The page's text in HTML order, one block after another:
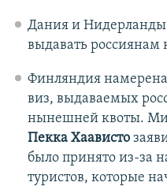
Дания и
выдавать россиянам
Финляндия
виз, выдаваемых
нынешней квоты.
Пекка Хаависто
было принято из-за
туристов, которые